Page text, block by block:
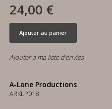
24,00 €
Ajouter au panier
Ajouter à ma liste d'envies
A-Lone Productions
ARKLP018